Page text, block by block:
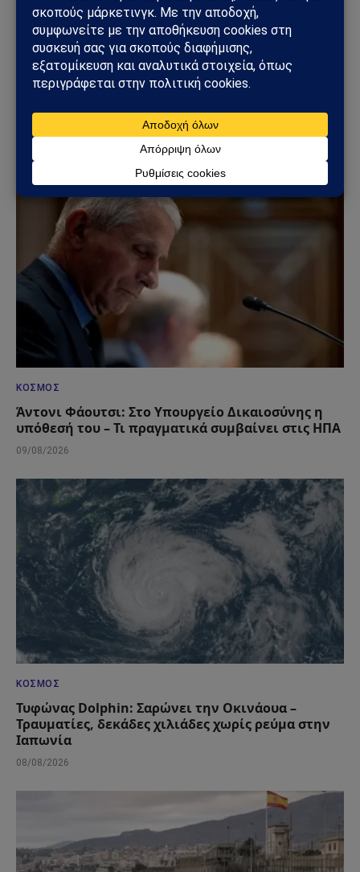
ΚΌΣΜΟΣ
ισχύος του Ιράν – Οι 6 όροι που θέτει η Τεχεράνη
στις ΗΠΑ
ΚΌΣΜΟΣ
Άντονι Φάουτσι: Στο Υπουργείο Δικαιοσύνης η
υπόθεσή του – Τι πραγματικά συμβαίνει στις ΗΠΑ
09/08/2026
ΚΌΣΜΟΣ
Τυφώνας Dolphin: Σαρώνει την Οκινάουα –
Τραυματίες, δεκάδες χιλιάδες χωρίς ρεύμα στην
Ιαπωνία
08/08/2026